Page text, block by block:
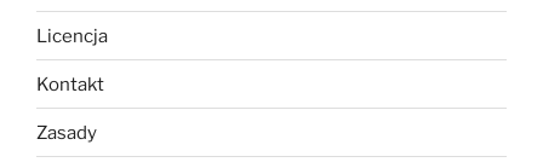
Licencja
Kontakt
Zasady